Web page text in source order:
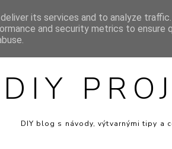
INSPIRACE MINI RECEPTY
DIY
DIY blog s návody, výtvarnými tipy a
its services and to analyze
and security metrics to ensure